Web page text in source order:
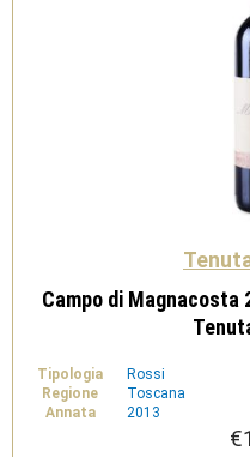
Campo di Magnacosta
Tipologia
Rossi
Regione
Toscana
Annata
2013
€